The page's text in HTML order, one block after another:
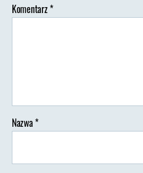
Komentarz*
Nazwa*